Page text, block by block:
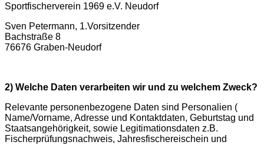
Sportfischerverein 1969 e.V. Neudorf
Sven Petermann, 1.Vorsitzender
Bachstraße 8
76676 Graben-Neudorf
2) Welche Daten verarbeiten wir und zu welchem Zweck?
Relevante personenbezogene Daten sind Personalien (
Name/Vorname, Adresse und Kontaktdaten, Geburtstag und
Staatsangehörigkeit, sowie Legitimationsdaten z.B.
Fischerprüfungsnachweis, Jahresfischereischein und